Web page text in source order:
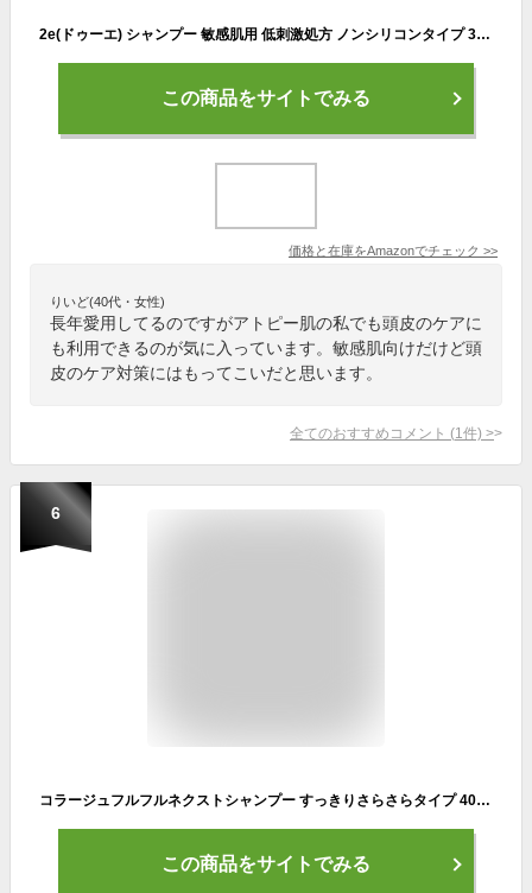
2e(ドゥーエ) シャンプー 敏感肌用 低刺激処方 ノンシリコンタイプ 350ml
この商品をサイトでみる
価格と在庫をAmazonでチェック >>
りいど(40代・女性)
長年愛用してるのですがアトピー肌の私でも頭皮のケアに
も利用できるのが気に入っています。敏感肌向けだけど頭
皮のケア対策にはもってこいだと思います。
全てのおすすめコメント (1 件) >
6
コラージュフルフルネクストシャンプー すっきりさらさらタイプ 400ml 【医薬部外品】頭皮をすっきりと洗い上げ、フケ・かゆみを効果的に防ぎます薬用,低刺激性,無香料,無色素,持田製薬 【RCP】 【RCP】
この商品をサイトでみる